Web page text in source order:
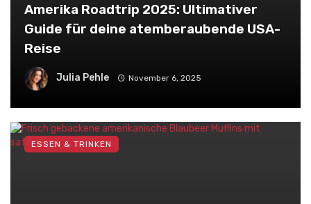
Amerika Roadtrip 2025: Ultimativer
Guide für deine atemberaubende USA-
Reise
Julia Pehle November 6, 2025
ESSEN & TRINKEN